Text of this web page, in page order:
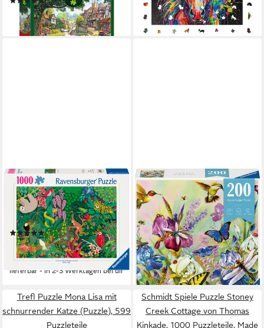
ab 15,95 €
lieferbar - in 2-3 Werktagen bei dir
lieferbar - in 3-4 Werktagen bei dir
RAVENSBURGER
Puzzle Magischer Regenwald,
1000 Puzzleteile, Made in
Germany
(1)
ab 13,14 € UVP16,99 €
-23%
lieferbar - in 2-3 Werktagen bei dir
RAVENSBURGER
Puzzle Flowery meadow, 200
Puzzleteile, Made in Europe
ab 10,79 €
lieferbar - in 2-3 Werktagen bei dir
Trefl Puzzle Mona Lisa mit
schnurrender Katze (Puzzle), 599
Puzzleteile
Schmidt Spiele Puzzle Stoney
Creek Cottage von Thomas
Kinkade, 1000 Puzzleteile, Made